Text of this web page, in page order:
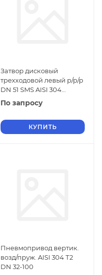
Затвор дисковый
трехходовой левый р/р/р
DN 51 SMS AISI 304
силикон
По запросу
КУПИТЬ
Пневмопривод вертик.
возд/пруж. AISI 304 Т2
DN 32-100